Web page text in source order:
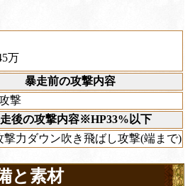
万
暴走前の攻撃内容
撃
後の攻撃内容※HP33%以下
撃力ダウン吹き飛ばし攻撃(端まで)
と素材